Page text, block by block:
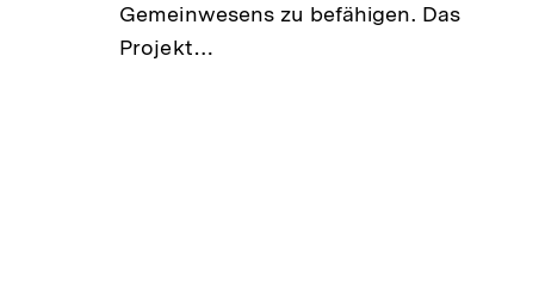
Gemeinwesens zu befähigen. Das
Projekt…